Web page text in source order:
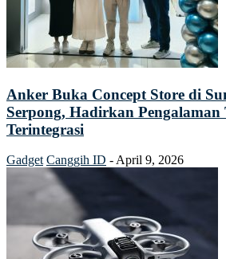
Anker Buka Concept Store di
Serpong, Hadirkan Pengalaman
Terintegrasi
Gadget Canggih ID - April 9, 2026